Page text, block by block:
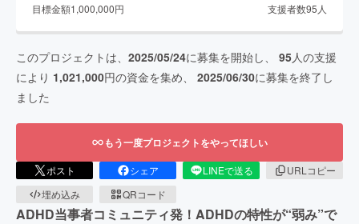
目標金額1,000,000円 支援者数95 人
このプロジェクトは、 2025/05/24に募集を開始し、 95人の支援
により 1,021,000円の資金を集め、 2025/06/30に募集を終了し
ました
もう一度プロジェクトをやってほしい
ポスト シェア LINEで送る
URLコピー
埋め込み
QRコード
ADHD当事者コミュニティ発！ADHDの特性が“弱み”で